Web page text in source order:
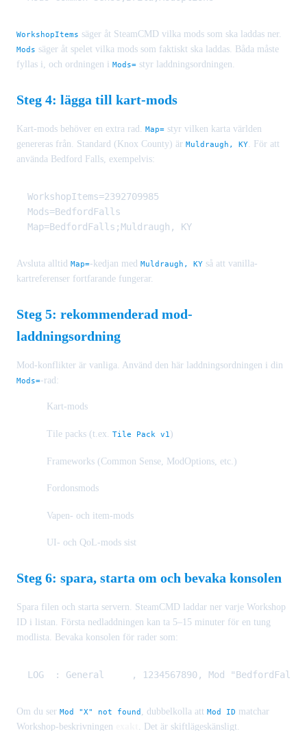
WorkshopItems säger åt SteamCMD vilka mods som ska laddas ner.
Mods säger åt spelet vilka mods som faktiskt ska laddas. Båda måste
fyllas i, och ordningen i Mods= styr laddningsordningen.
Steg 4: lägga till kart-mods
Kart-mods behöver en extra rad. Map= styr vilken karta världen
genereras från. Standard (Knox County) är Muldraugh, KY. För att
använda Bedford Falls, exempelvis:
WorkshopItems=2392709985
Mods=BedfordFalls
Avsluta alltid Map=-kedjan med Muldraugh, KY så att vanilla-
kartreferenser fortfarande fungerar.
Steg 5: rekommenderad mod-
laddningsordning
Mod-konflikter är vanliga. Använd den här laddningsordningen i din
Mods=-rad:
Kart-mods
Tile packs (t.ex. Tile Pack v1)
Frameworks (Common Sense, ModOptions, etc.)
Fordonsmods
Vapen- och item-mods
UI- och QoL-mods sist
Steg 6: spara, starta om och bevaka konsolen
Spara filen och starta servern. SteamCMD laddar ner varje Workshop
ID i listan. Första nedladdningen kan ta 5–15 minuter för en tung
modlista. Bevaka konsolen för rader som:
Om du ser Mod "X" not found , dubbelkolla att Mod ID matchar
Workshop-beskrivningen
. Det är skiftlägeskänsligt.